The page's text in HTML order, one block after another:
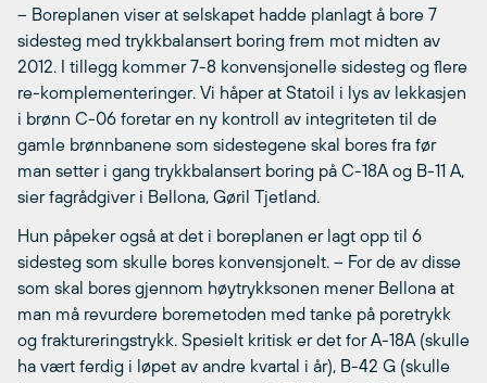
– Boreplanen viser at selskapet hadde planlagt å bore 7
sidesteg med trykkbalansert boring frem mot midten av
2012. I tillegg kommer 7-8 konvensjonelle sidesteg og flere
re-komplementeringer. Vi håper at Statoil i lys av lekkasjen
i brønn C-06 foretar en ny kontroll av integriteten til de
gamle brønnbanene som sidestegene skal bores fra før
man setter i gang trykkbalansert boring på C-18A og B-11 A,
sier fagrådgiver i Bellona, Gøril Tjetland.
Hun påpeker også at det i boreplanen er lagt opp til 6
sidesteg som skulle bores konvensjonelt. – For de av disse
som skal bores gjennom høytrykksonen mener Bellona at
man må revurdere boremetoden med tanke på poretrykk
og fraktureringstrykk. Spesielt kritisk er det for A-18A (skulle
ha vært ferdig i løpet av andre kvartal i år), B-42 G (skulle